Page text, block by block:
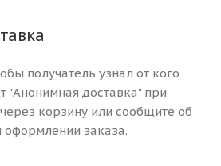
получатель узнал от кого
"Анонимная доставка" при
корзину или сообщите об
заказа.